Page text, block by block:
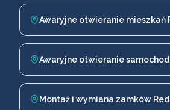
Awaryjne otwieranie mieszkań
Awaryjne otwieranie
Montaż i wymiana zamków